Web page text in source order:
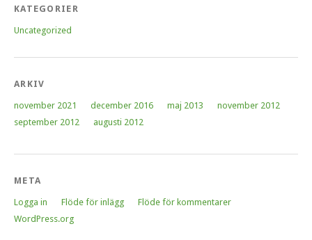
KATEGORIER
Uncategorized
ARKIV
november 2021 december 2016 maj 2013
november 2012
september 2012
augusti 2012
META
Logga in Flöde för inlägg
Flöde för kommentarer
WordPress.org